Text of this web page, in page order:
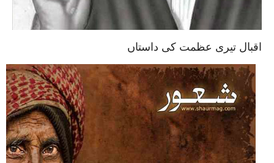
اقبال تیری عظمت کی داستاں